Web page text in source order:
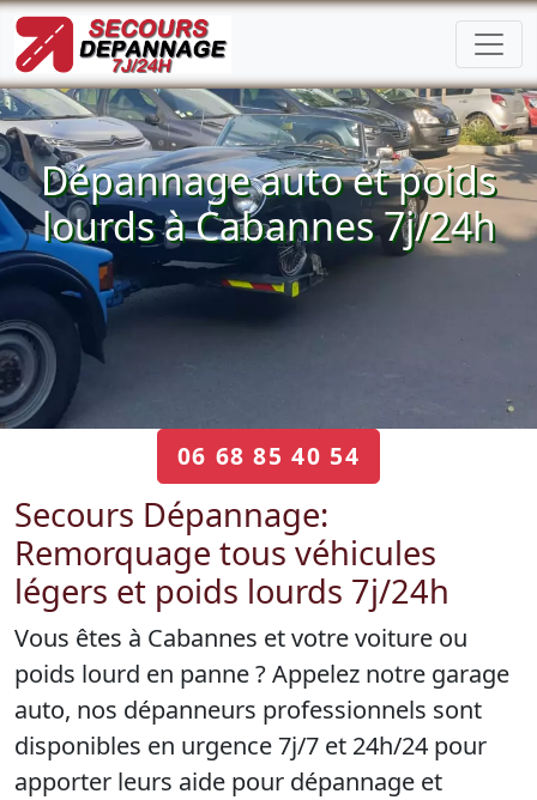
Dépannage auto et poids
lourds à Cabannes 7j/24h
06 68 85 40 54
Secours Dépannage:
Remorquage tous véhicules
légers et poids lourds 7j/24h
Vous êtes à Cabannes et votre voiture ou
poids lourd en panne ? Appelez notre garage
auto, nos dépanneurs professionnels sont
disponibles en urgence 7j/7 et 24h/24 pour
apporter leurs aide pour dépannage et